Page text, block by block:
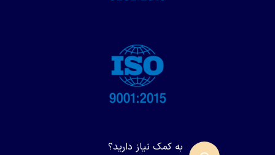
به کمک نیاز دارید؟